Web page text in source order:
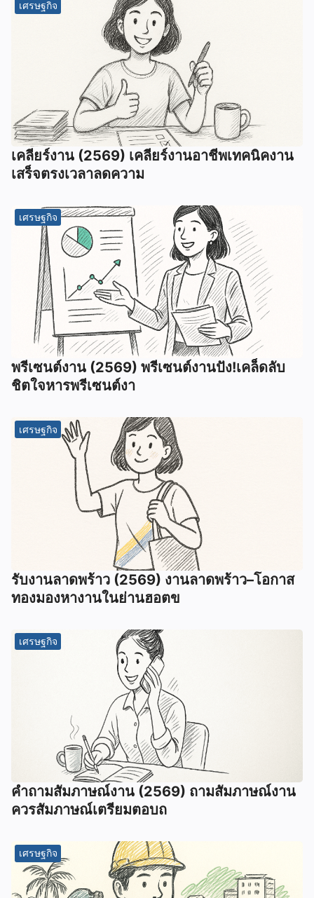
เศรษฐกิจ
เคลียร์งาน (2569) เคลียร์งานอาชีพเทคนิคงาน
เสร็จตรงเวลาลดความ
เศรษฐกิจ
พรีเซนต์งาน (2569) พรีเซนต์งานปัง!เคล็ดลับ
ชิตใจหารพรีเซนต์งา
เศรษฐกิจ
รับงานลาดพร้าว (2569) งานลาดพร้าว–โอกาส
ทองมองหางานในย่านฮอตข
เศรษฐกิจ
คําถามสัมภาษณ์งาน (2569) ถามสัมภาษณ์งาน
ควรสัมภาษณ์เตรียมตอบถ
เศรษฐกิจ